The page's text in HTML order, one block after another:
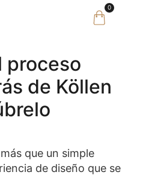
0
proceso
de Köllen
que un simple
de diseño que se